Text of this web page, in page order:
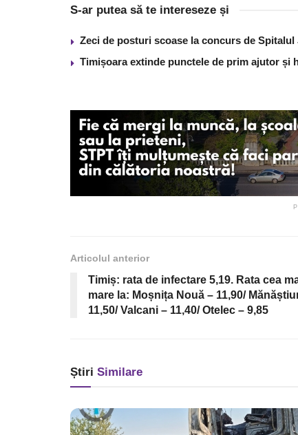
S-ar putea să te intereseze și
Zeci de posturi scoase la concurs de
Timișoara extinde punctele de prim ajutor și
Articolul anterior
Timiș: rata de infectare 5,19. Rata cea
mare la: Moșnița Nouă – 11,90/
11,50/ Valcani – 11,40/ Otelec – 9,85
Știri Similare